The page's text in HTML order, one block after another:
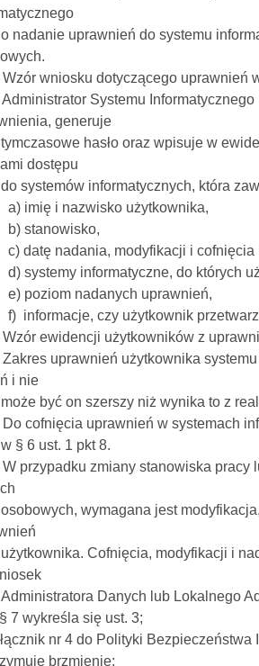
uprawnień do systemu
wniosku dotyczącego uprawnień
Systemu
generuje
hasło oraz wpisuje w
dostępu
informatycznych, która
i nazwisko użytkownika,
nadania, modyfikacji i cofnięcia
informatyczne, do których
nadanych uprawnień,
czy użytkownik przetwarza
ewidencji użytkowników z
uprawnień użytkownika
i nie
być on szerszy niż wynika to z
cofnięcia uprawnień w systemach
6 ust. 1 pkt 8.
przypadku zmiany stanowiska pracy
wymagana jest modyfikacja,
Cofnięcia, modyfikacji i
Danych lub Lokalnego
7 wykreśla się ust. 3;
nr 4 do Polityki
brzmienie: